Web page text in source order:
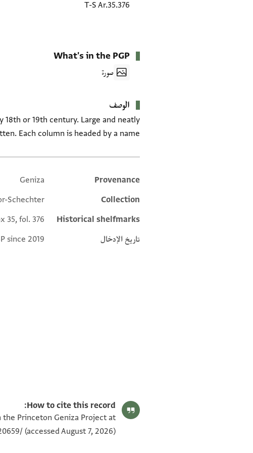
T-S Ar.35.376
What's in the PGP
صورة
الوصف
18th or 19th century. Large and neatly
Each column is headed by a name.
Additional metadata
Provenance
Geniza
Collection
Schechter
Historical shelfmarks
35, fol. 376
تاريخ الإدخال
since 2019
How to cite this record:
the Princeton Geniza Project at
(accessed August 7, 2026).